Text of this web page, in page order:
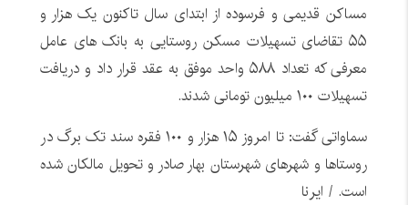
مساکن قدیمی و فرسوده از ابتدای سال تاکنون یک هزار و
۵۵ تقاضای تسهیلات مسکن روستایی به بانک های عامل
معرفی که تعداد ۵۸۸ واحد موفق به عقد قرار داد و دریافت
تسهیلات ۱۰۰ میلیون تومانی شدند.
سماواتی گفت: تا امروز ۱۵ هزار و ۱۰۰ فقره سند تک برگ در
روستاها و شهرهای شهرستان بهار صادر و تحویل مالکان شده
است. / ایرنا